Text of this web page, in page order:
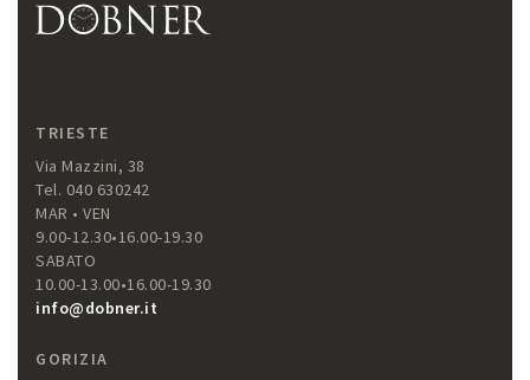
TRIESTE
Via Mazzini, 38
Tel. 040 630242
MAR • VEN
9.00-12.30•16.00-19.30
SABATO
10.00-13.00•16.00-19.30
info@dobner.it
GORIZIA